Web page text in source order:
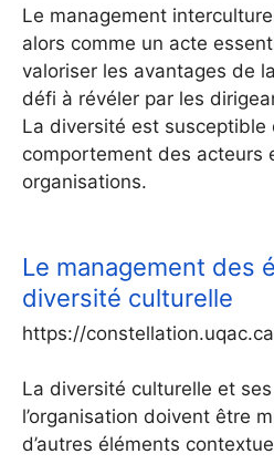
Le management
alors comme un acte
valoriser les avantages de
défi à révéler par les
La diversité est susceptible
comportement des acteurs
organisations.
Le management des
diversité culturelle
https://
La diversité culturelle et
l’organisation doivent être
d’autres éléments